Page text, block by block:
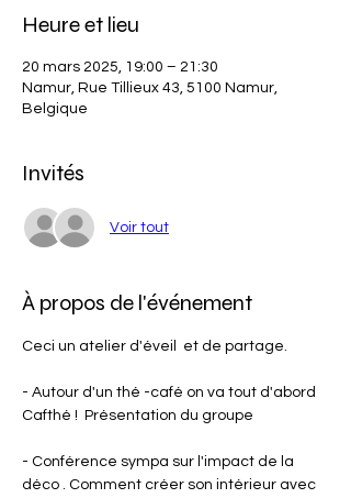
Heure et lieu
20 mars 2025, 19:00 – 21:30
Namur, Rue Tillieux 43, 5100 Namur,
Belgique
Invités
Voir tout
À propos de l'événement
Ceci un atelier d'éveil  et de partage.
- Autour d'un thé -café on va tout d'abord
Cafthé !  Présentation du groupe
- Conférence sympa sur l'impact de la
déco . Comment créer son intérieur avec